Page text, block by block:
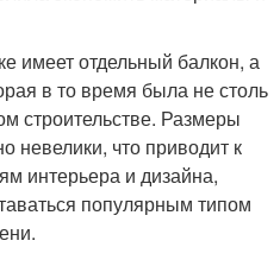
имеет отдельный балкон, а
в то время была не столь
строительстве. Размеры
невелики, что приводит к
интерьера и дизайна,
популярным типом